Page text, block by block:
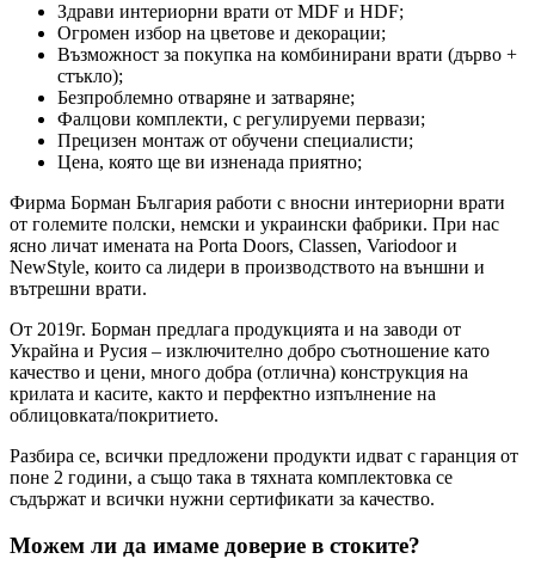
Здрави интериорни врати от MDF и HDF;
Огромен избор на цветове и декорации;
Възможност за покупка на комбинирани врати (дърво +
стъкло);
Безпроблемно отваряне и затваряне;
Фалцови комплекти, с регулируеми первази;
Прецизен монтаж от обучени специалисти;
Цена, която ще ви изненада приятно;
Фирма Борман България работи с вносни интериорни врати
от големите полски, немски и украински фабрики. При нас
ясно личат имената на Porta Doors, Classen, Variodoor и
NewStyle, които са лидери в производството на външни и
вътрешни врати.
От 2019г. Борман предлага продукцията и на заводи от
Украйна и Русия – изключително добро съотношение като
качество и цени, много добра (отлична) конструкция на
крилата и касите, както и перфектно изпълнение на
облицовката/покритието.
Разбира се, всички предложени продукти идват с гаранция от
поне 2 години, а също така в тяхната комплектовка се
съдържат и всички нужни сертификати за качество.
Можем ли да имаме доверие в стоките?